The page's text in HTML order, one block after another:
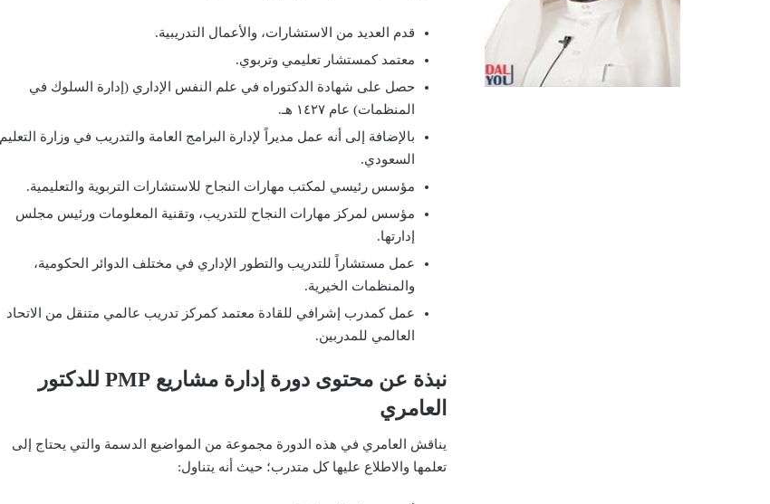
قدم العديد من الاستشارات، والأعمال التدريبية.
معتمد كمستشار تعليمي وتربوي.
حصل على شهادة الدكتوراه في علم النفس الإداري (إدارة السلوك في
المنظمات) عام ١٤٢٧ هـ.
بالإضافة إلى أنه عمل مديراً لإدارة البرامج العامة والتدريب في وزارة التعليم
السعودي.
مؤسس رئيسي لمكتب مهارات النجاح للاستشارات التربوية والتعليمية.
مؤسس لمركز مهارات النجاح للتدريب، وتقنية المعلومات ورئيس مجلس
إدارتها.
عمل مستشاراً للتدريب والتطور الإداري في مختلف الدوائر الحكومية،
والمنظمات الخيرية.
عمل كمدرب إشرافي للقادة معتمد كمركز تدريب عالمي متنقل من الاتحاد
العالمي للمدربين.
نبذة عن محتوى دورة إدارة مشاريع PMP للدكتور
العامري
يناقش العامري في هذه الدورة مجموعة من المواضيع الدسمة والتي يحتاج إلى
تعلمها والاطلاع عليها كل متدرب؛ حيث أنه يتناول: